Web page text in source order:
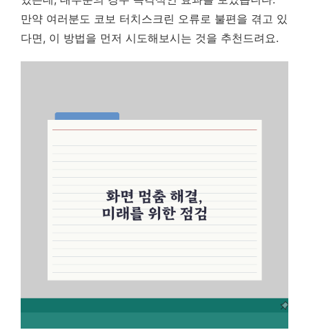
만약 여러분도 코보 터치스크린 오류로 불편을 겪고 있
다면, 이 방법을 먼저 시도해보시는 것을 추천드려요.